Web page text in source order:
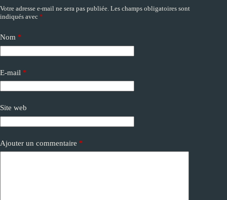
Votre adresse e-mail ne sera pas publiée. Les champs obligatoires sont
indiqués avec *
Nom *
E-mail *
Site web
Ajouter un commentaire *
A
l
e
r
n
t
i
v
: